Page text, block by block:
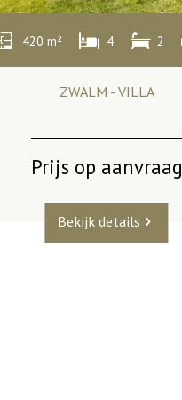
420 m² 4 2
ZWALM - VILLA
Prijs op aanvraag
Bekijk details